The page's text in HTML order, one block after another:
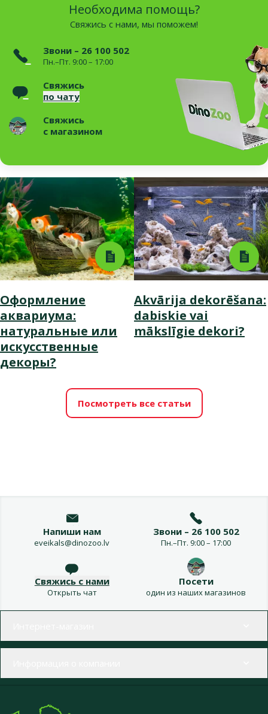
Необходима помощь?
Свяжись с нами, мы поможем!
Звони – 26 100 502
Пн.–Пт. 9:00 – 17:00
Свяжись
по чату
Свяжись
с магазином
Оформление
аквариума:
натуральные или
искусственные
декоры?
Akvārija dekorēšana:
dabiskie vai
mākslīgie dekori?
Посмотреть все статьи
Напиши нам
eveikals@dinozoo.lv
Звони – 26 100 502
Пн.–Пт. 9:00 – 17:00
Свяжись с нами
Открыть чат
Посети
один из наших магазинов